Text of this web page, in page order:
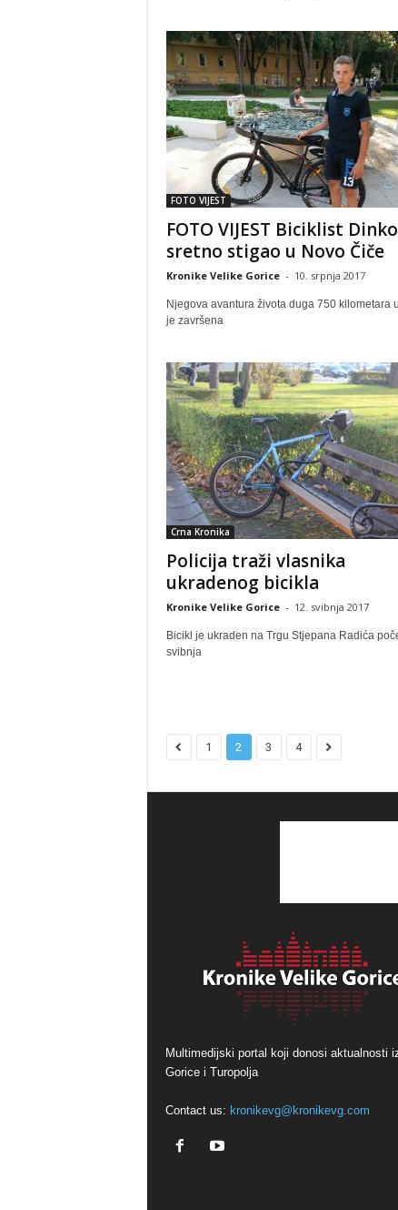
FOTO VIJEST
FOTO VIJEST Biciklist Dinko
sretno stigao u Novo Čiče
Kronike Velike Gorice - 10. srpnja 2017
Njegova avantura života duga 750 kilometara
je završena
Crna Kronika
Policija traži vlasnika
ukradenog bicikla
Kronike Velike Gorice - 12. svibnja 2017
Bicikl je ukraden na Trgu Stjepana Radića
svibnja
1 2 3 4
Multimedijski portal koji donosi aktualnosti
Gorice i Turopolja
Contact us: kronikevg@kronikevg.com